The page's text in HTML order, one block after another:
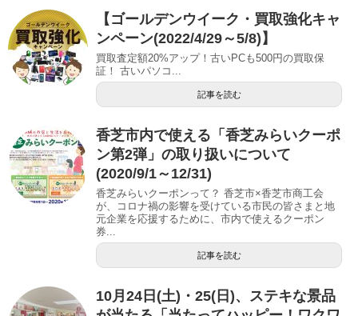
【ゴールデンウイーク・買取強化キャ
ンペーン(2022/4/29～5/8)】
買取査定額20%アップ！古いPCも500円の買取保
証！ 古いパソコ...
記事を読む
香芝市内で使える「香芝みらいクーポ
ン第2弾」の取り扱いについて
(2020/9/1～12/31)
香芝みらいクーポンって？ 香芝市×香芝市商工会
が、コロナ禍の影響を受けている市民の皆さまと地
元企業を応援するために、市内で使えるクーポン
券...
記事を読む
10月24日(土)・25(日)、ステキな景品